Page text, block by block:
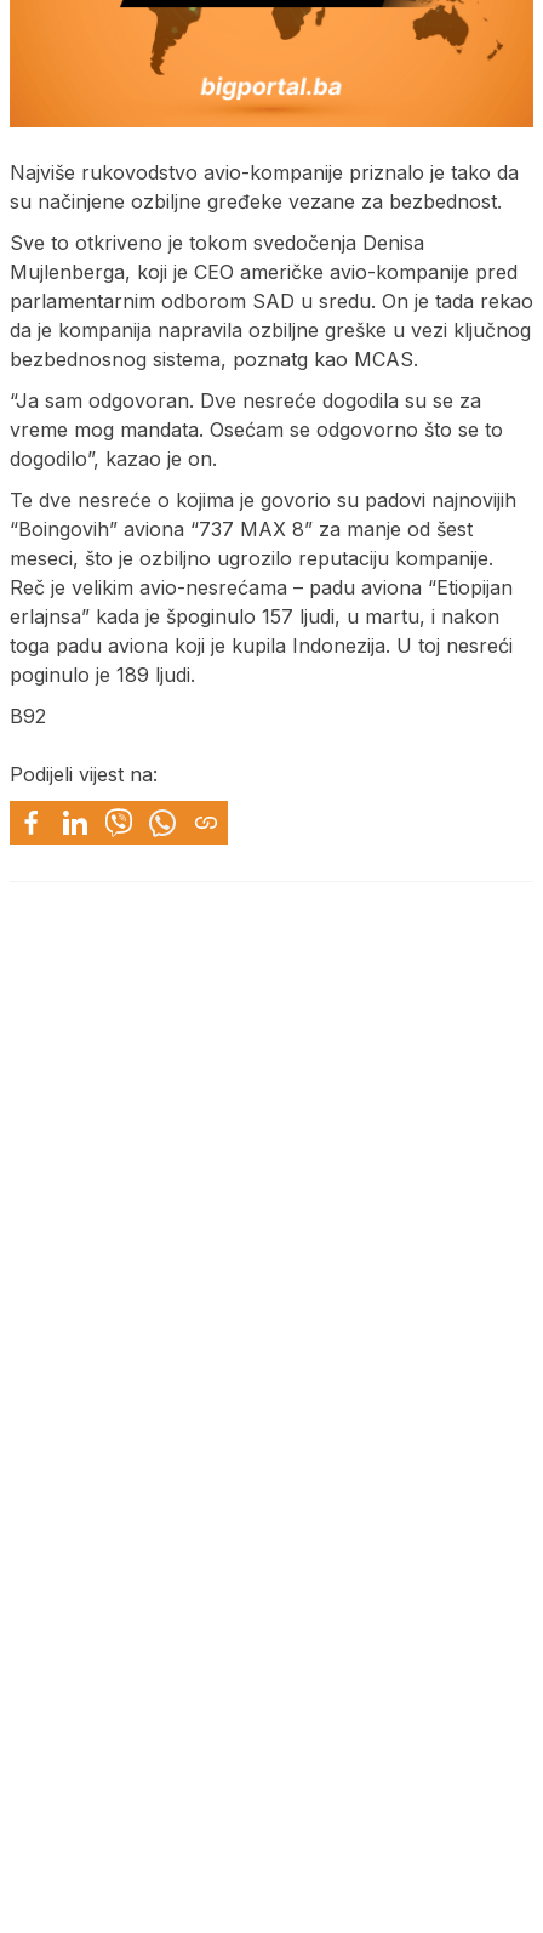
Najviše rukovodstvo avio-kompanije priznalo je tako da
su načinjene ozbiljne gređeke vezane za bezbednost.
Sve to otkriveno je tokom svedočenja Denisa
Mujlenberga, koji je CEO američke avio-kompanije pred
parlamentarnim odborom SAD u sredu. On je tada rekao
da je kompanija napravila ozbiljne greške u vezi ključnog
bezbednosnog sistema, poznatg kao MCAS.
“Ja sam odgovoran. Dve nesreće dogodila su se za
vreme mog mandata. Osećam se odgovorno što se to
dogodilo”, kazao je on.
Te dve nesreće o kojima je govorio su padovi najnovijih
“Boingovih” aviona “737 MAX 8” za manje od šest
meseci, što je ozbiljno ugrozilo reputaciju kompanije.
Reč je velikim avio-nesrećama – padu aviona “Etiopijan
erlajnsa” kada je špoginulo 157 ljudi, u martu, i nakon
toga padu aviona koji je kupila Indonezija. U toj nesreći
poginulo je 189 ljudi.
B92
Podijeli vijest na: